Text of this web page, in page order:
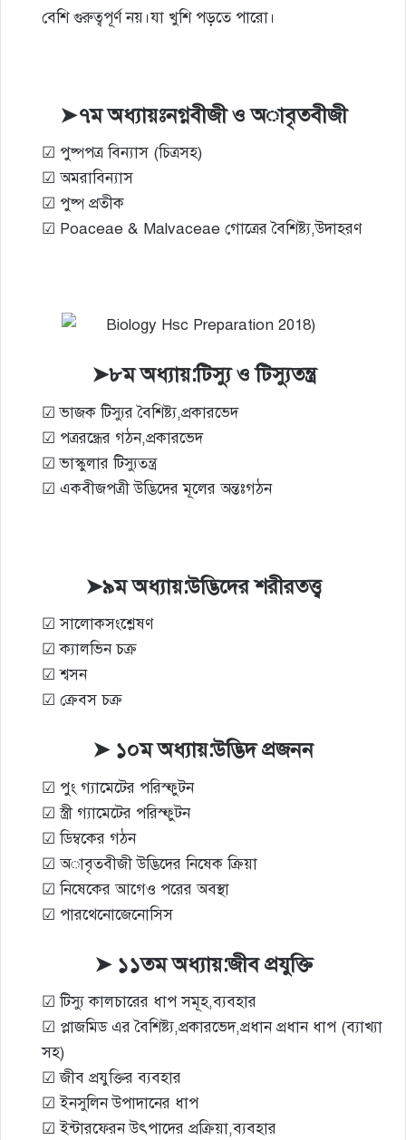
বেশি গুরুত্বপূর্ণ নয়।যা খুশি পড়তে পারো।
➤৭ম অধ্যায়ঃনগ্নবীজী ও অাবৃতবীজী
☑ পুষ্পপত্র বিন্যাস (চিত্রসহ)
☑ অমরাবিন্যাস
☑ পুষ্প প্রতীক
☑ Poaceae & Malvaceae গোত্রের বৈশিষ্ট্য,উদাহরণ
➤৮ম অধ্যায়:টিস্যু ও টিস্যুতন্ত্র
☑ ভাজক টিস্যুর বৈশিষ্ট্য,প্রকারভেদ
☑ পত্ররন্ধ্রের গঠন,প্রকারভেদ
☑ ভাস্কুলার টিস্যুতন্ত্র
☑ একবীজপত্রী উদ্ভিদের মূলের অন্তঃগঠন
➤৯ম অধ্যায়:উদ্ভিদের শরীরতত্ত্ব
☑ সালোকসংশ্লেষণ
☑ ক্যালভিন চক্র
☑ শ্বসন
☑ ক্রেবস চক্র
➤ ১০ম অধ্যায়:উদ্ভিদ প্রজনন
☑ পুং গ্যামেটের পরিস্ফুটন
☑ স্ত্রী গ্যামেটের পরিস্ফুটন
☑ ডিম্বকের গঠন
☑ অাবৃতবীজী উদ্ভিদের নিষেক ক্রিয়া
☑ নিষেকের আগেও পরের অবস্থা
☑ পারথেনোজেনোসিস
➤ ১১তম অধ্যায়:জীব প্রযুক্তি
☑ টিস্যু কালচারের ধাপ সমূহ,ব্যবহার
☑ প্লাজমিড এর বৈশিষ্ট্য,প্রকারভেদ,প্রধান প্রধান ধাপ (ব্যাখ্যা
সহ)
☑ জীব প্রযুক্তির ব্যবহার
☑ ইনসুলিন উপাদানের ধাপ
☑ ইন্টারফেরন উৎপাদের প্রক্রিয়া,ব্যবহার